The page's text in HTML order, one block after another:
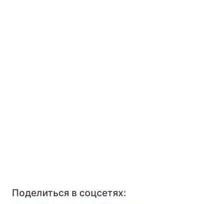
Поделиться в соцсетях: